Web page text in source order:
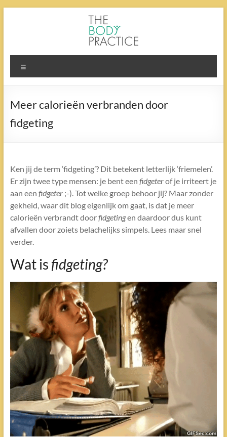
The
Body
Practice
Meer calorieën verbranden door
fidgeting
Ken jij de term ‘fidgeting’? Dit betekent letterlijk ‘friemelen’.
Er zijn twee type mensen: je bent een fidgeterof je irriteert je
aan een fidgeter;-). Tot welke groep behoor jij? Maar zonder
gekheid, waar dit blog eigenlijk om gaat, is dat je meer
calorieën verbrandt doorfidgetingen daardoor dus kunt
afvallen door zoiets belachelijks simpels. Lees maar snel
verder.
Wat is fidgeting?